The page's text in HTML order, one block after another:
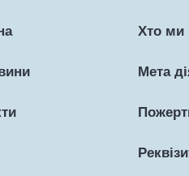
Хто ми
Мета